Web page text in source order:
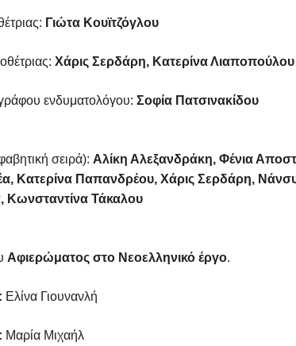
Γιώτα Κουϊτζόγλου
Χάρις Σερδάρη, Κατερίνα Λιαποπούλου
ενδυματολόγου: Σοφία Πατσινακίδου
σειρά): Αλίκη Αλεξανδράκη, Φένια
Κατερίνα Παπανδρέου, Χάρις Σερδάρη,
Κωνσταντίνα Τάκαλου
Αφιερώματος στο Νεοελληνικό έργο.
Ελίνα Γιουνανλή
: Μαρία Μιχαήλ